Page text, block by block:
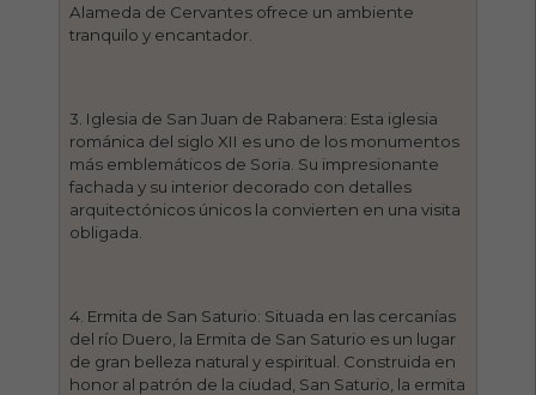
Alameda de Cervantes ofrece un ambiente
tranquilo y encantador.
3. Iglesia de San Juan de Rabanera: Esta iglesia
románica del siglo XII es uno de los monumentos
más emblemáticos de Soria. Su impresionante
fachada y su interior decorado con detalles
arquitectónicos únicos la convierten en una visita
obligada.
4. Ermita de San Saturio: Situada en las cercanías
del río Duero, la Ermita de San Saturio es un lugar
de gran belleza natural y espiritual. Construida en
honor al patrón de la ciudad, San Saturio, la ermita